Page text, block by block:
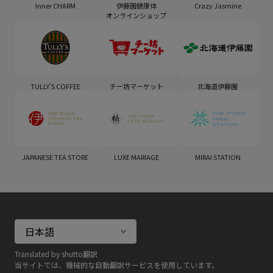
Translated by shutto翻訳
当サイトでは、機械的な自動翻訳サービスを使用しています。
Inner CHARM
伊藤園健康体
オンラインショップ
Crazy Jasmine
TULLY'S COFFEE チー坊マーケット 北海道伊藤園
JAPANESE TEA STORE LUXE MARIAGE MIRAI STATION